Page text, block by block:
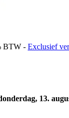
BTW - Exclusief
13.